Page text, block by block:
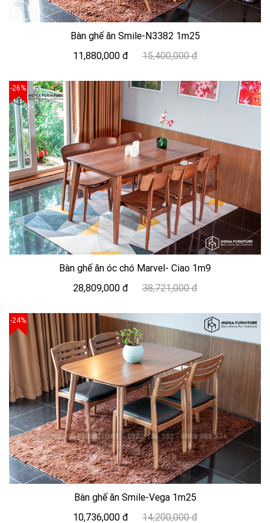
Bàn ghế ăn Smile-N3382 1m25
11,880,000 đ
15,400,000 đ
-26%
Bàn ghế ăn óc chó Marvel- Ciao 1m9
28,809,000 đ
38,721,000 đ
-24%
Bàn ghế ăn Smile-Vega 1m25
10,736,000 đ
14,200,000 đ